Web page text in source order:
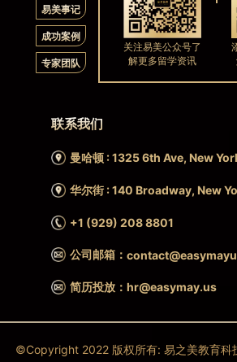
易美事记
成功案例
专家团队
联系我们
曼哈顿 : 1325 6th Ave, New
华尔街 : 140 Broadway, New
+1 (929) 208 8801
公司邮箱：
简历投放：hr@easymay.us
关注易美公众号了
解更多留学资讯
©Copyright 2022 版权所有: 易之美教育科